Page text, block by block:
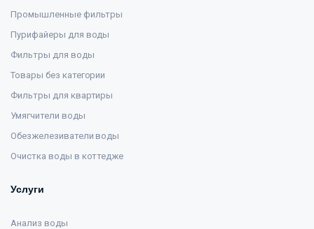
Промышленные фильтры
Пурифайеры для воды
Фильтры для воды
Товары без категории
Фильтры для квартиры
Умягчители воды
Обезжелезиватели воды
Очистка воды в коттедже
Услуги
Анализ воды